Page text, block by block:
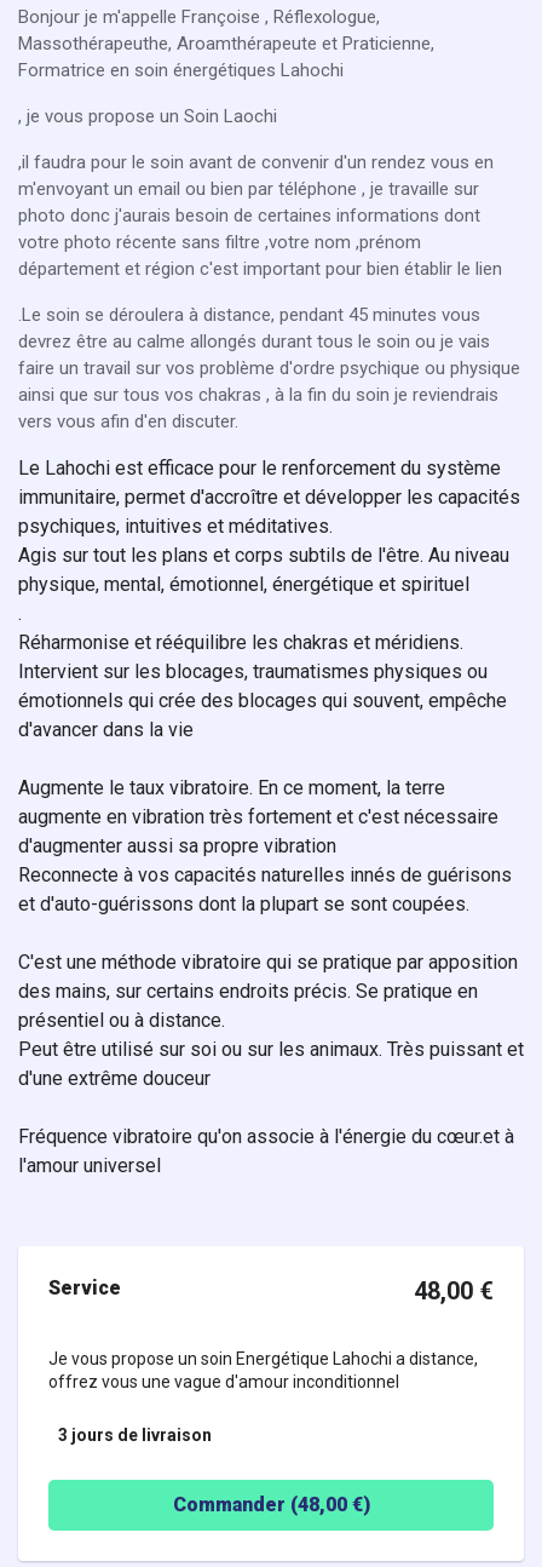
Bonjour je m'appelle Françoise , Réflexologue,
Massothérapeuthe, Aroamthérapeute et Praticienne,
Formatrice en soin énergétiques Lahochi
, je vous propose un Soin Laochi
,il faudra pour le soin avant de convenir d'un rendez vous en
m'envoyant un email ou bien par téléphone , je travaille sur
photo donc j'aurais besoin de certaines informations dont
votre photo récente sans filtre ,votre nom ,prénom
département et région c'est important pour bien établir le lien
.Le soin se déroulera à distance, pendant 45 minutes vous
devrez être au calme allongés durant tous le soin ou je vais
faire un travail sur vos problème d'ordre psychique ou physique
ainsi que sur tous vos chakras , à la fin du soin je reviendrais
vers vous afin d'en discuter.
Le Lahochi est efficace pour le renforcement du système
immunitaire, permet d'accroître et développer les capacités
psychiques, intuitives et méditatives.
Agis sur tout les plans et corps subtils de l'être. Au niveau
physique, mental, émotionnel, énergétique et spirituel
.
Réharmonise et rééquilibre les chakras et méridiens.
Intervient sur les blocages, traumatismes physiques ou
émotionnels qui crée des blocages qui souvent, empêche
d'avancer dans la vie
Augmente le taux vibratoire. En ce moment, la terre
augmente en vibration très fortement et c'est nécessaire
d'augmenter aussi sa propre vibration
Reconnecte à vos capacités naturelles innés de guérisons
et d'auto-guérissons dont la plupart se sont coupées.
C'est une méthode vibratoire qui se pratique par apposition
des mains, sur certains endroits précis. Se pratique en
présentiel ou à distance.
Peut être utilisé sur soi ou sur les animaux. Très puissant et
d'une extrême douceur
Fréquence vibratoire qu'on associe à l'énergie du cœur.et à
l'amour universel
Service 48,00 €
Je vous propose un soin Energétique Lahochi a distance,
offrez vous une vague d'amour inconditionnel
3 jours de livraison
Commander (48,00€)